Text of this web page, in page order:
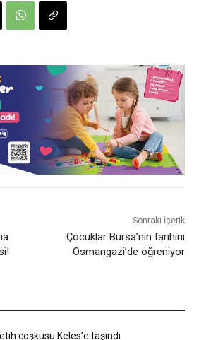
Sonraki İçerik
Çocuklar Bursa’nın tarihini
Osmangazi’de öğreniyor
coşkusu Keles’e taşındı